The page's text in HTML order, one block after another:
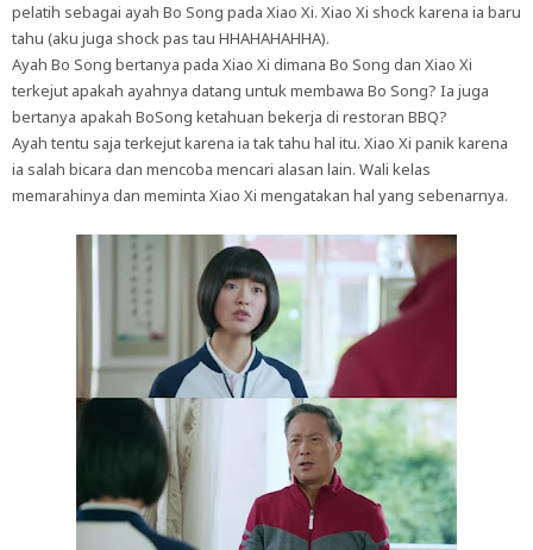
pelatih sebagai ayah Bo Song pada Xiao Xi. Xiao Xi shock karena ia baru
tahu (aku juga shock pas tau HHAHAHAHHA).
Ayah Bo Song bertanya pada Xiao Xi dimana Bo Song dan Xiao Xi
terkejut apakah ayahnya datang untuk membawa Bo Song? Ia juga
bertanya apakah BoSong ketahuan bekerja di restoran BBQ?
Ayah tentu saja terkejut karena ia tak tahu hal itu. Xiao Xi panik karena
ia salah bicara dan mencoba mencari alasan lain. Wali kelas
memarahinya dan meminta Xiao Xi mengatakan hal yang sebenarnya.